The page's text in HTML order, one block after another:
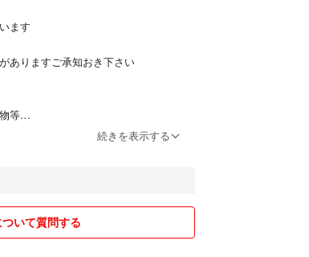
ます
ありますご承知おき下さい
等
類は
ます
す
続きを表示する
いて質問する